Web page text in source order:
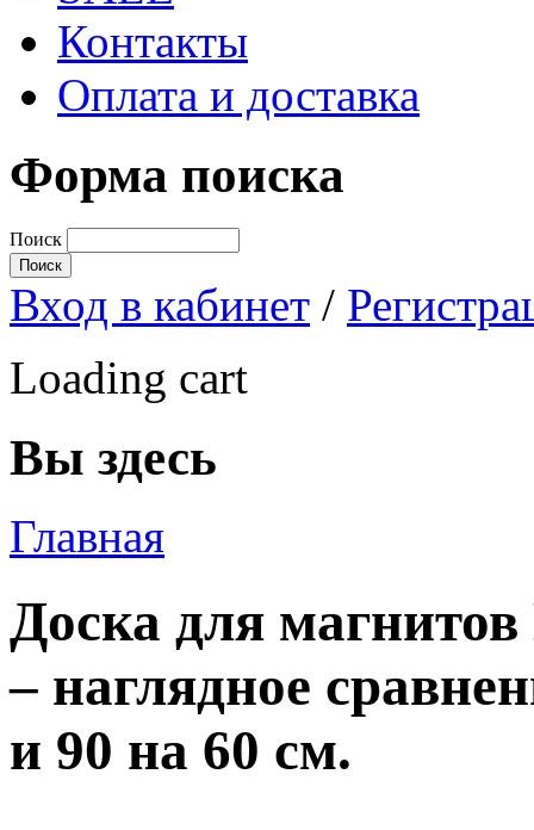
Контакты
Оплата и доставка
Форма поиска
Поиск
Вход в кабинет /
Loading cart
Вы здесь
Главная
Доска для
– наглядное
и 90 на 60 см.